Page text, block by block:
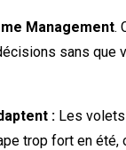
Management.
sans que
: Les
trop fort en été,